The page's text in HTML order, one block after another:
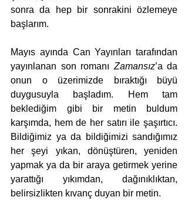
sonra da hep bir sonrakini özlemeye
başlarım.
Mayıs ayında Can Yayınları tarafından
yayınlanan son romanı Zamansız’a da
onun o üzerimizde bıraktığı büyü
duygusuyla başladım. Hem tam
beklediğim gibi bir metin buldum
karşımda, hem de her satırı ile şaşırtıcı.
Bildiğimiz ya da bildiğimizi sandığımız
her şeyi yıkan, dönüştüren, yeniden
yapmak ya da bir araya getirmek yerine
yarattığı yıkımdan, dağınıklıktan,
belirsizlikten kıvanç duyan bir metin.